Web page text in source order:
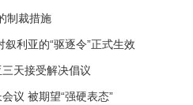
制裁措施
利亚的“驱逐令”正式生效
天接受解决倡议
议 被期望“强硬表态”